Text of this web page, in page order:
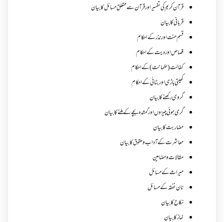
قرآن کریم کی تفسیر اور قرآن سے متعلق مسائل کا بیان
قربانی کا بیان
قسم منت اور نذر کے احکام
قصاص اور دیت کے احکام
کفالت (ضمانت) کے احکام
کھیتی باڑی اور بٹائی کے احکام
گروی رکھنے کا بیان
گری ہوئی چیزوں اورگمشدہ بچے کے ملنے کا بیان
مضاربت کا بیان
معاشرت کے آداب و حقوق کا بیان
مقالات ومضامین
میراث کے مسائل
نان نفقہ کے مسائل
نکاح کا بیان
نماز کا بیان